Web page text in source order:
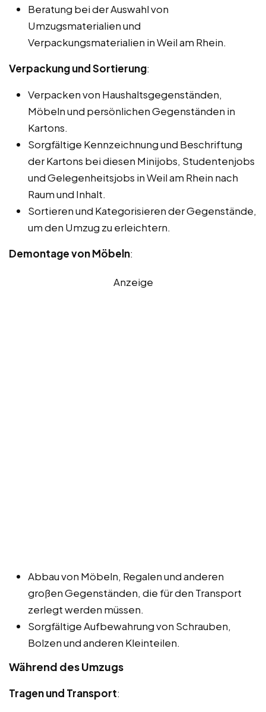
Beratung bei der Auswahl von
Umzugsmaterialien und
Verpackungsmaterialien in Weil am Rhein.
Verpackung und Sortierung:
Verpacken von Haushaltsgegenständen,
Möbeln und persönlichen Gegenständen in
Kartons.
Sorgfältige Kennzeichnung und Beschriftung
der Kartons bei diesen Minijobs, Studentenjobs
und Gelegenheitsjobs in Weil am Rhein nach
Raum und Inhalt.
Sortieren und Kategorisieren der Gegenstände,
um den Umzug zu erleichtern.
Demontage von Möbeln:
Anzeige
Abbau von Möbeln, Regalen und anderen
großen Gegenständen, die für den Transport
zerlegt werden müssen.
Sorgfältige Aufbewahrung von Schrauben,
Bolzen und anderen Kleinteilen.
Während des Umzugs
Tragen und Transport: